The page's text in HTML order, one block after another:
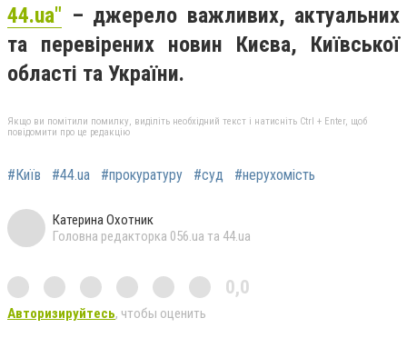
44.ua" – джерело важливих, актуальних
та перевірених новин Києва, Київської
області та України.
Якщо ви помітили помилку, виділіть необхідний текст і натисніть Ctrl + Enter, щоб
повідомити про це редакцію
#Київ #44.ua #прокуратуру #суд #нерухомість
Катерина Охотник
Головна редакторка 056.ua та 44.ua
0,0
Авторизируйтесь, чтобы оценить